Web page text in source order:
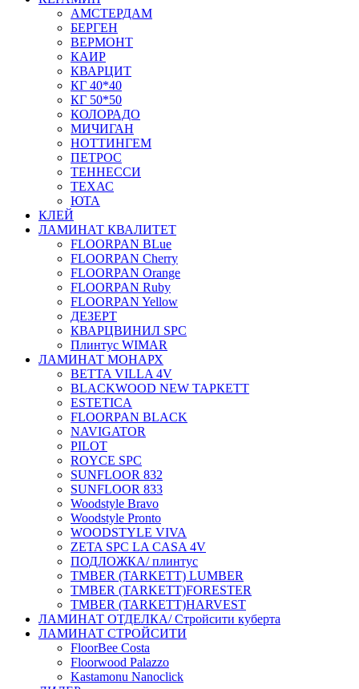
АМСТЕРДАМ
БЕРГЕН
ВЕРМОНТ
КАИР
КВАРЦИТ
КГ 40*40
КГ 50*50
КОЛОРАДО
МИЧИГАН
НОТТИНГЕМ
ПЕТРОС
ТЕННЕССИ
ТЕХАС
ЮТА
КЛЕЙ
ЛАМИНАТ КВАЛИТЕТ
FLOORPAN BLue
FLOORPAN Cherry
FLOORPAN Orange
FLOORPAN Ruby
FLOORPAN Yellow
ДЕЗЕРТ
КВАРЦВИНИЛ SPC
Плинтус WIMAR
ЛАМИНАТ МОНАРХ
BETTA VILLA 4V
BLACKWOOD NEW ТАРКЕТТ
ESTETICA
FLOORPAN BLACK
NAVIGATOR
PILOT
ROYCE SPC
SUNFLOOR 832
SUNFLOOR 833
Woodstyle Bravo
Woodstyle Pronto
WOODSTYLE VIVA
ZETA SPC LA CASA 4V
ПОДЛОЖКА/ плинтус
ТMBER (TARKETT) LUMBER
ТMBER (TARKETT)FORESTER
ТMBER (TARKETT)HARVEST
ЛАМИНАТ ОТДЕЛКА/ Стройсити куберта
ЛАМИНАТ СТРОЙСИТИ
FloorBee Costa
Floorwood Palazzo
Kastamonu Nanoclick